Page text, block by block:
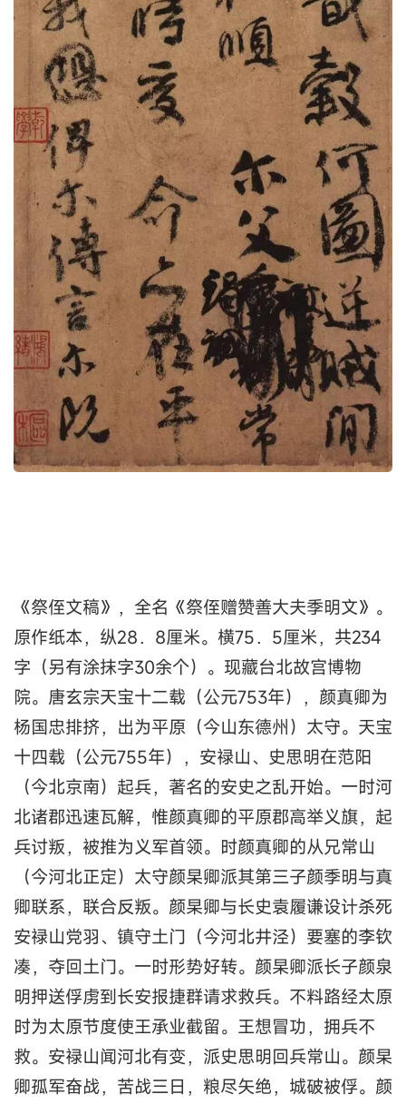
《祭侄文稿》，全名《祭侄赠赞善大夫季明文》。
原作纸本，纵28．8厘米。横75．5厘米，共234
字（另有涂抹字30余个）。现藏台北故宫博物
院。唐玄宗天宝十二载（公元753年），颜真卿为
杨国忠排挤，出为平原（今山东德州）太守。天宝
十四载（公元755年），安禄山、史思明在范阳
（今北京南）起兵，著名的安史之乱开始。一时河
北诸郡迅速瓦解，惟颜真卿的平原郡高举义旗，起
兵讨叛，被推为义军首领。时颜真卿的从兄常山
（今河北正定）太守颜杲卿派其第三子颜季明与真
卿联系，联合反叛。颜杲卿与长史袁履谦设计杀死
安禄山党羽、镇守土门（今河北井泾）要塞的李钦
凑，夺回土门。一时形势好转。颜杲卿派长子颜泉
明押送俘虏到长安报捷群请求救兵。不料路经太原
时为太原节度使王承业截留。王想冒功，拥兵不
救。安禄山闻河北有变，派史思明回兵常山。颜杲
卿孤军奋战，苦战三日，粮尽矢绝，城破被俘。颜